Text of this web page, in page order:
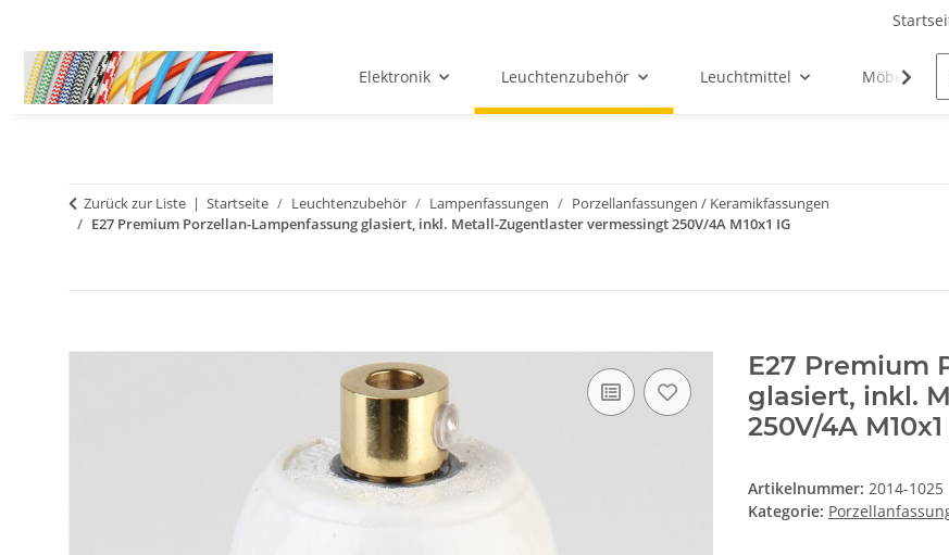
Elektronik Leuchtenzubehör Leuchtmittel Möbel-
Zurück zur Liste Startseite Leuchtenzubehör Lampenfassungen
Porzellanfassungen / Keramikfassungen
E27 Premium Porzellan-Lampenfassung glasiert, inkl. Metall-Zugentlaster vermessingt 250V/4A M10x1 IG
E27 Premium
glasiert, inkl.
250V/4A M10x1
Artikelnummer: 2014-1025
Kategorie: